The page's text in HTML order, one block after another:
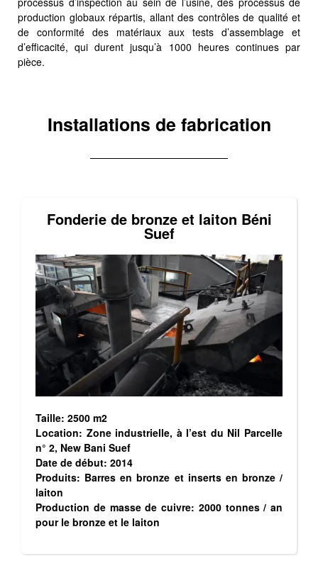
production globaux répartis, allant des contrôles de qualité et
de conformité des matériaux aux tests d’assemblage et
d’efficacité, qui durent jusqu’à 1000 heures continues par
pièce.
Installations de fabrication
Fonderie de bronze et laiton Béni
Suef
Taille: 2500 m2
Location: Zone industrielle, à l’est du Nil Parcelle
n° 2, New Bani Suef
Date de début: 2014
Produits: Barres en bronze et inserts en bronze /
laiton
Production de masse de cuivre: 2000 tonnes / an
pour le bronze et le laiton